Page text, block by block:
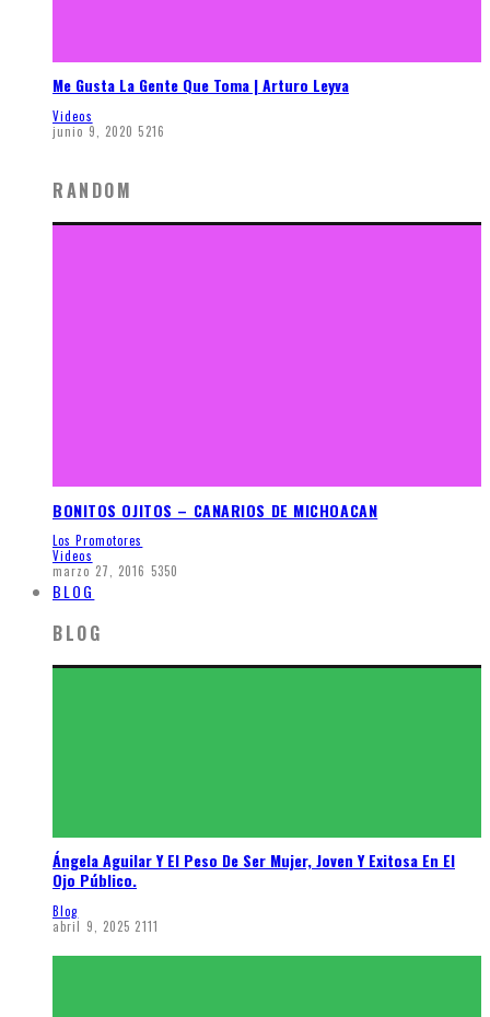
Me Gusta La Gente Que Toma | Arturo Leyva
Videos
junio 9, 2020 5216
RANDOM
BONITOS OJITOS – CANARIOS DE MICHOACAN
Los Promotores
Videos
marzo 27, 2016 5350
BLOG
BLOG
Ángela Aguilar Y El Peso De Ser Mujer, Joven Y Exitosa En El
Ojo Público.
Blog
abril 9, 2025 2111